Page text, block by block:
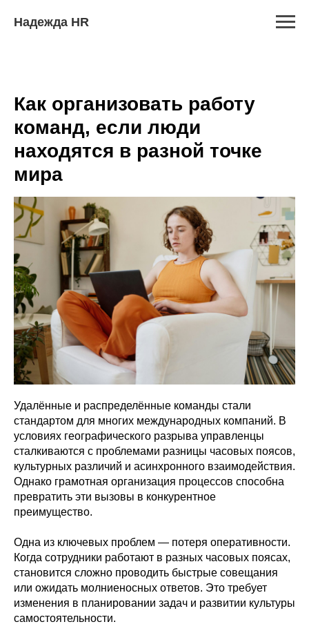
Надежда HR
Как организовать работу
команд, если люди
находятся в разной точке
мира
Удалённые и распределённые команды стали
стандартом для многих международных компаний. В
условиях географического разрыва управленцы
сталкиваются с проблемами разницы часовых поясов,
культурных различий и асинхронного взаимодействия.
Однако грамотная организация процессов способна
превратить эти вызовы в конкурентное
преимущество.
Одна из ключевых проблем — потеря оперативности.
Когда сотрудники работают в разных часовых поясах,
становится сложно проводить быстрые совещания
или ожидать молниеносных ответов. Это требует
изменения в планировании задач и развитии культуры
самостоятельности.